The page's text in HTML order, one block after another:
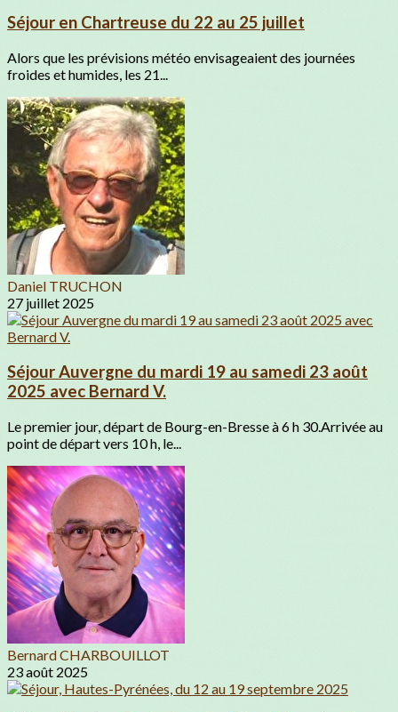
Séjour en Chartreuse du 22 au 25 juillet
Alors que les prévisions météo envisageaient des journées
froides et humides, les 21...
Daniel TRUCHON
27 juillet 2025
Séjour Auvergne du mardi 19 au samedi 23 août
2025 avec Bernard V.
Le premier jour, départ de Bourg-en-Bresse à 6 h 30.Arrivée au
point de départ vers 10 h, le...
Bernard CHARBOUILLOT
23 août 2025